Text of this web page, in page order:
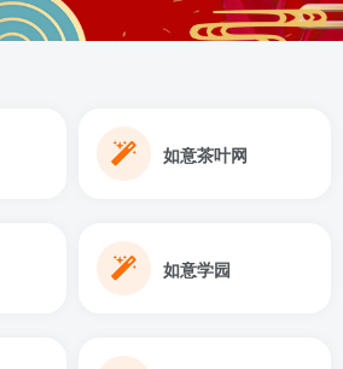
如意茶叶网
如意学园